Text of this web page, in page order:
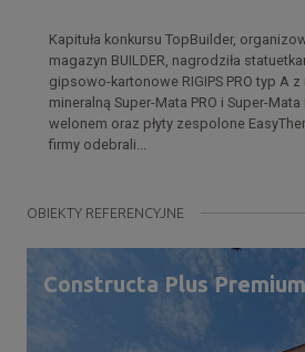
Kapituła konkursu TopBuilder,
magazyn BUILDER, nagrodziła
gipsowo-kartonowe RIGIPS PRO typ A z
mineralną Super-Mata PRO i Super-Mata
welonem oraz płyty zespolone
firmy odebrali...
OBIEKTY REFERENCYJNE
Constructa Plus Premium